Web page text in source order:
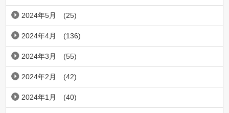
2024年5月 (25)
2024年4月 (136)
2024年3月 (55)
2024年2月 (42)
2024年1月 (40)